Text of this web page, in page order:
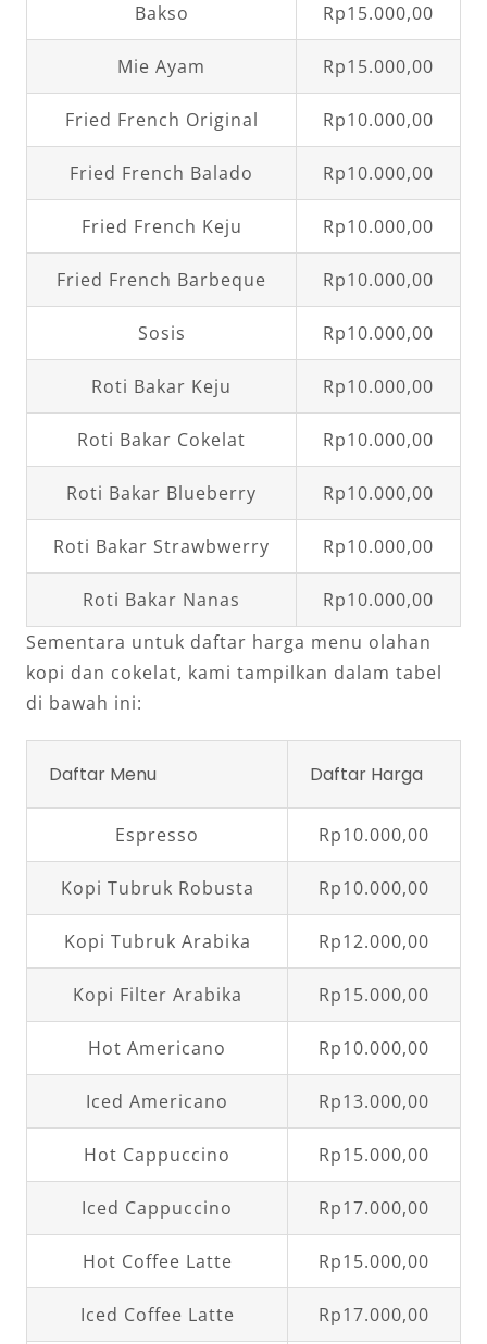
Bakso Rp15.000,00
Mie Ayam Rp15.000,00
Fried French Original Rp10.000,00
Fried French Balado Rp10.000,00
Fried French Keju Rp10.000,00
Fried French Barbeque Rp10.000,00
Sosis Rp10.000,00
Roti Bakar Keju Rp10.000,00
Roti Bakar Cokelat Rp10.000,00
Roti Bakar Blueberry Rp10.000,00
Roti Bakar Strawbwerry Rp10.000,00
Roti Bakar Nanas
Rp10.000,00
Sementara untuk daftar harga menu olahan
kopi dan cokelat, kami tampilkan dalam tabel
di bawah ini:
Daftar Menu Daftar Harga
Espresso Rp10.000,00
Kopi Tubruk Robusta Rp10.000,00
Kopi Tubruk Arabika Rp12.000,00
Kopi Filter Arabika Rp15.000,00
Hot Americano Rp10.000,00
Iced Americano Rp13.000,00
Hot Cappuccino Rp15.000,00
Iced Cappuccino Rp17.000,00
Hot Coffee Latte Rp15.000,00
Iced Coffee Latte Rp17.000,00